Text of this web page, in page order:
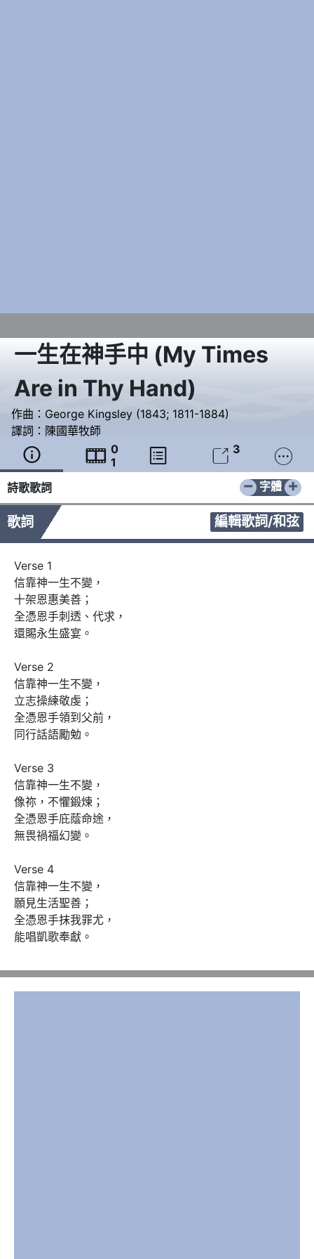
一生在神手中 (My Times
Are in Thy Hand)
作曲： George Kingsley (1843; 1811-1884)
譯詞： 陳國華牧師
  0
1
  3 
詩歌歌詞 − +
字體
歌詞 編輯歌詞/和弦
Verse 1
信靠神一生不變，
十架恩惠美善；
全憑恩手刺透、代求，
還賜永生盛宴。
Verse 2
信靠神一生不變，
立志操練敬虔；
全憑恩手領到父前，
同行話語勵勉。
Verse 3
信靠神一生不變，
像祢，不懼鍛煉；
全憑恩手庇蔭命途，
無畏禍福幻變。
Verse 4
信靠神一生不變，
願見生活聖善；
全憑恩手抹我罪尤，
能唱凱歌奉獻。